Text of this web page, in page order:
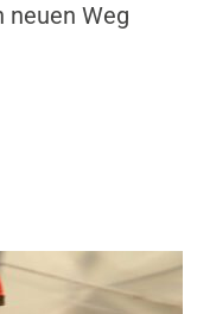
neuen Weg